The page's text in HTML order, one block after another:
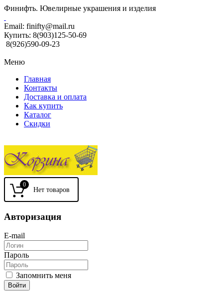
Финифть. Ювелирные украшения и изделия
Email: finifty@mail.ru
Купить: 8(903)125-50-69
8(926)590-09-23
Меню
Главная
Контакты
Доставка и оплата
Как купить
Каталог
Скидки
0
Авторизация
E-mail
Пароль
Запомнить меня
Войти